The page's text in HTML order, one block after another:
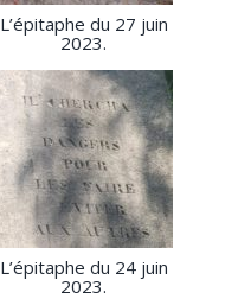
L’épitaphe du 27 juin
2023.
L’épitaphe du 24 juin
2023.